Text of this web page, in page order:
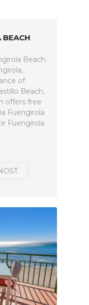
BEACH
Beach.
of
Beach,
offers free
Fuengirola
Fuengirola